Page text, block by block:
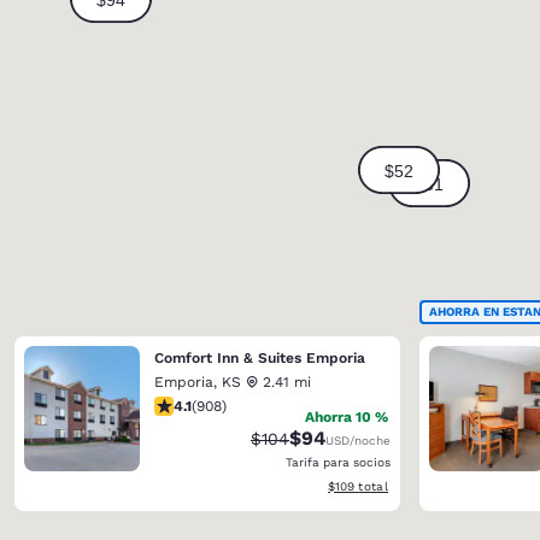
Comfort Inn & Suites Emporia
Emporia, KS
2.41 mi
calificación de 4.1 estrellas. Muy bueno. 908 reseñas
4.1(908)
Ahorra 10 %
Precio tachado:
$104Precio con descuento:
$94USD/noche
Tarifa para socios
Ver detalles del total estimado
$109 total
AHORRA EN